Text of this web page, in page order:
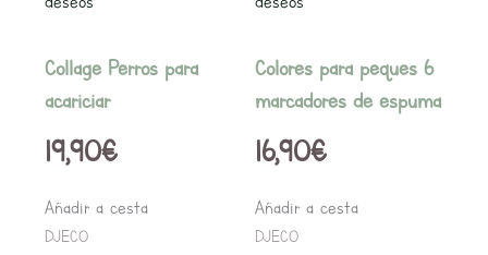
Collage Perros para
acariciar
19,90€
Añadir a cesta
DJECO
Colores para peques 6
marcadores de espuma
16,90€
Añadir a cesta
DJECO